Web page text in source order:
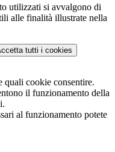
utilizzati si avvalgono di
alle finalità illustrate nella
tutti i cookies
quali cookie consentire.
il funzionamento della
al funzionamento potete